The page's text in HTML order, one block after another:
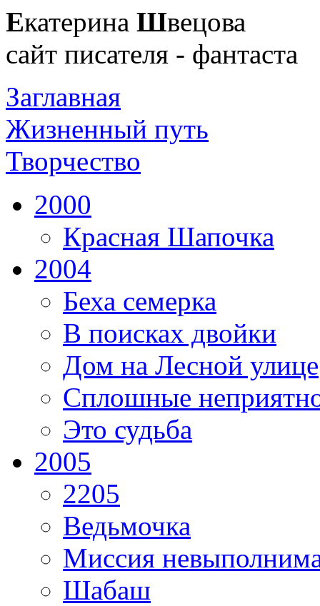
Екатерина Швецова
сайт писателя - фантаста
Заглавная
Жизненный путь
Творчество
2000
Красная Шапочка
2004
Беха семерка
В поисках двойки
Дом на Лесной улице
Сплошные
Это судьба
2005
2205
Ведьмочка
Миссия
Шабаш